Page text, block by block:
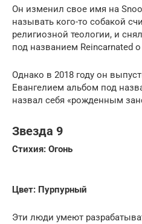
Он изменил свое имя на
называть кого-то собакой
религиозной теологии, и
под названием Reincarnated
Однако в 2018 году он
Евангелием альбом под
назвал себя «рожденным
Звезда 9
Стихия: Огонь
Цвет: Пурпурный
Эти люди умеют